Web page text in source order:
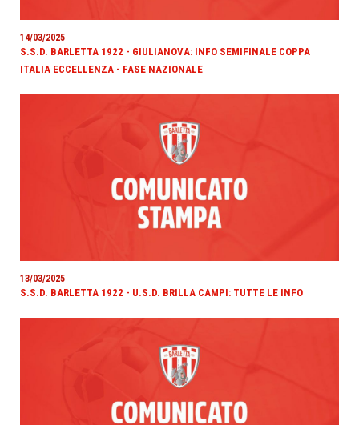
14/03/2025
S.S.D. BARLETTA 1922 - GIULIANOVA: INFO SEMIFINALE COPPA
ITALIA ECCELLENZA - FASE NAZIONALE
13/03/2025
S.S.D. BARLETTA 1922 - U.S.D. BRILLA CAMPI: TUTTE LE INFO